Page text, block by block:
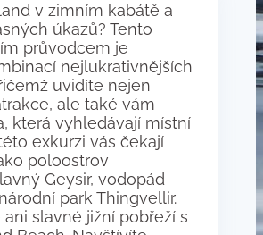
v zimním kabátě a
úkazů? Tento
průvodcem je
nejlukrativnějších
uvidíte nejen
ale také vám
která vyhledávají místní
exkurzi vás čekají
poloostrov
Geysir, vodopád
park Thingvellir.
slavné jižní pobřeží s